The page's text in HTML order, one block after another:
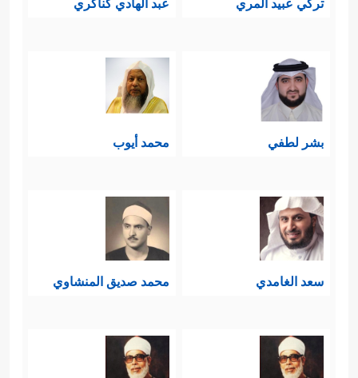
تركي عبيد المري عبد الهادي كناكري
بشر لطفي محمد أيوب
سعد الغامدي محمد صديق المنشاوي